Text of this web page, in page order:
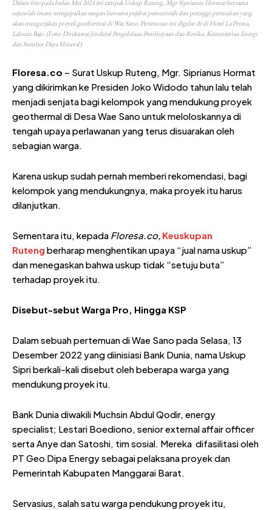
Dalam foto pada bulan Mei 2021 ini tampak Uskup Ruteng, Mgr Siprianus Hormat bersama
sejumlah imam mengepalkan tangan bersama pejabat pemerintah dan petinggi perusahan yang
akan mengerjakan proyek geothermal di Wae Sano. Pertemuan ini digelar di di Hotel La Prima,
Labuan Bajo. (Foto: Direktorat Jenderal Pengelolaan Pembiayaan dan Resiko, Kementerian Energi
dan Sumber Daya Mineral)
Floresa.co – Surat Uskup Ruteng, Mgr. Siprianus Hormat
yang dikirimkan ke Presiden Joko Widodo tahun lalu telah
menjadi senjata bagi kelompok yang mendukung proyek
geothermal di Desa Wae Sano untuk meloloskannya di
tengah upaya perlawanan yang terus disuarakan oleh
sebagian warga.
Karena uskup sudah pernah memberi rekomendasi, bagi
kelompok yang mendukungnya, maka proyek itu harus
dilanjutkan.
Sementara itu, kepada Floresa.co, Keuskupan
Ruteng berharap menghentikan upaya “jual nama uskup”
dan menegaskan bahwa uskup tidak “setuju buta”
terhadap proyek itu.
Disebut-sebut Warga Pro, Hingga KSP
Dalam sebuah pertemuan di Wae Sano pada Selasa, 13
Desember 2022 yang diinisiasi Bank Dunia, nama Uskup
Sipri berkali-kali disebut oleh beberapa warga yang
mendukung proyek itu.
Bank Dunia diwakili Muchsin Abdul Qodir, energy
specialist; Lestari Boediono, senior external affair officer
serta Anye dan Satoshi, tim sosial. Mereka difasilitasi oleh
PT Geo Dipa Energy sebagai pelaksana proyek dan
Pemerintah Kabupaten Manggarai Barat.
Servasius, salah satu warga pendukung proyek itu,